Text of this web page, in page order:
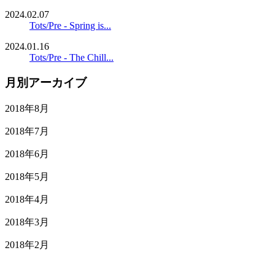
2024.02.07
Tots/Pre - Spring is...
2024.01.16
Tots/Pre - The Chill...
月別アーカイブ
2018年8月
2018年7月
2018年6月
2018年5月
2018年4月
2018年3月
2018年2月